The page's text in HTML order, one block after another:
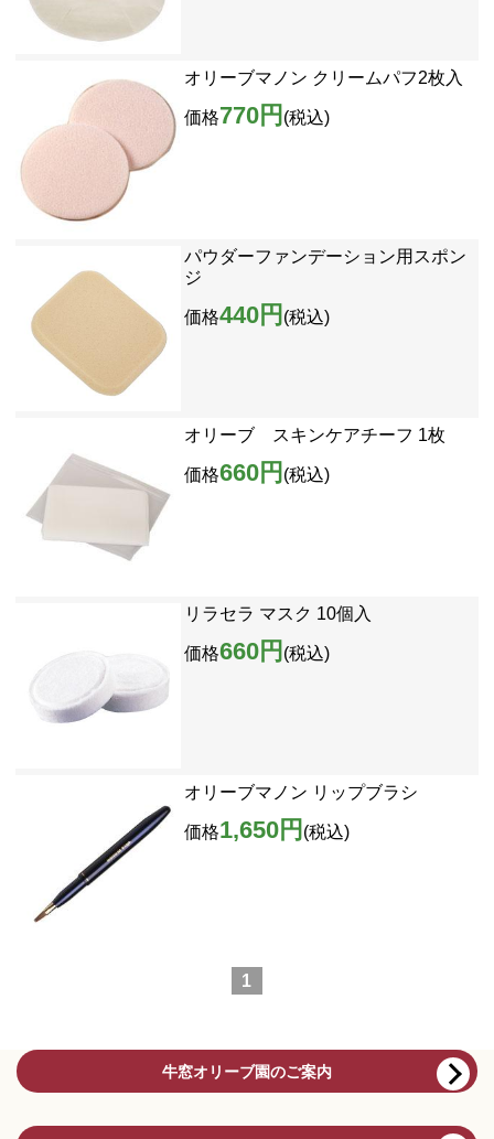
オリーブマノン クリームパフ2枚入
価格770円 (税込)
パウダーファンデーション用スポン
ジ
価格440円 (税込)
オリーブ スキンケアチーフ 1枚
価格660円 (税込)
リラセラ マスク 10個入
価格660円 (税込)
オリーブマノン リップブラシ
価格1,650円 (税込)
1
牛窓オリーブ園のご案内